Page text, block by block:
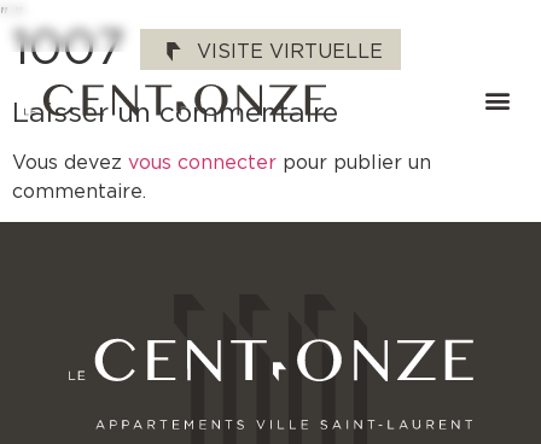
"
VISITE VIRTUELLE
1007
Laisser un commentaire
Vous devez vous connecter pour publier un
commentaire.